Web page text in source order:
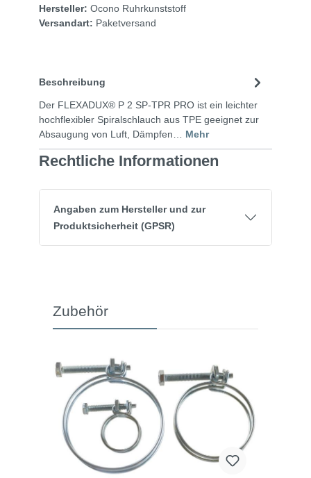
Hersteller: Ocono Ruhrkunststoff
Versandart: Paketversand
Beschreibung
Der FLEXADUX® P 2 SP-TPR PRO ist ein leichter
hochflexibler Spiralschlauch aus TPE geeignet zur
Absaugung von Luft, Dämpfen… Mehr
Rechtliche Informationen
Angaben zum Hersteller und zur
Produktsicherheit (GPSR)
Zubehör